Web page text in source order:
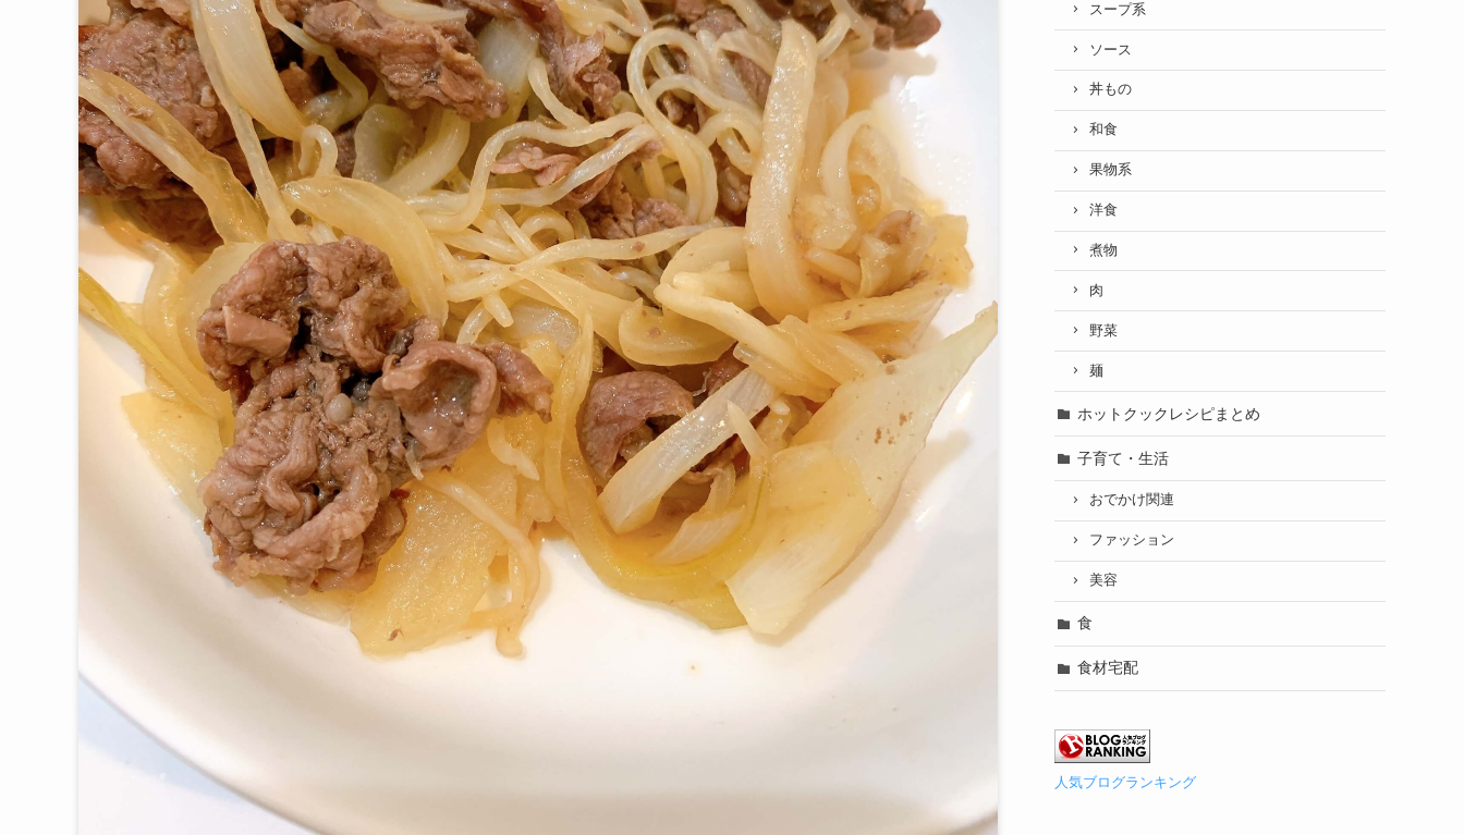
スープ系
ソース
丼もの
和食
果物系
洋食
煮物
肉
野菜
麺
ホットクックレシピまとめ
子育て・生活
おでかけ関連
ファッション
美容
食
食材宅配
人気ブログランキング